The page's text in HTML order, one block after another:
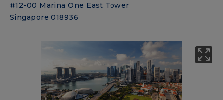
#12-00 Marina One East Tower
Singapore 018936